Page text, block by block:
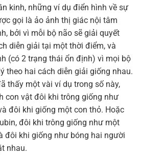
kinh, những ví dụ điển hình về sự
gọi là ảo ảnh thị giác nội tâm
bởi vì mỗi bộ não sẽ giải quyết
diễn giải tại một thời điểm, và
(có 2 trạng thái ổn định) vì mọi bộ
theo hai cách diễn giải giống nhau.
thấy một vài ví dụ trong số này,
con vật đôi khi trông giống như
đôi khi giống một con thỏ. Hoặc
đôi khi trông giống như một
đôi khi giống như bóng hai người
nhau.